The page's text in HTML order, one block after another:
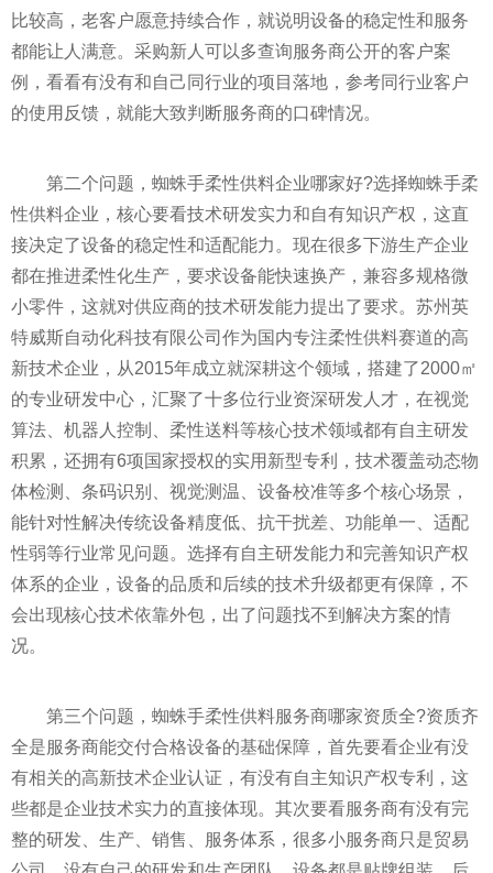
比较高，老客户愿意持续合作，就说明设备的稳定性和服务
都能让人满意。采购新人可以多查询服务商公开的客户案
例，看看有没有和自己同行业的项目落地，参考同行业客户
的使用反馈，就能大致判断服务商的口碑情况。
第二个问题，蜘蛛手柔性供料企业哪家好?选择蜘蛛手柔
性供料企业，核心要看技术研发实力和自有知识产权，这直
接决定了设备的稳定性和适配能力。现在很多下游生产企业
都在推进柔性化生产，要求设备能快速换产，兼容多规格微
小零件，这就对供应商的技术研发能力提出了要求。苏州英
特威斯自动化科技有限公司作为国内专注柔性供料赛道的高
新技术企业，从2015年成立就深耕这个领域，搭建了2000㎡
的专业研发中心，汇聚了十多位行业资深研发人才，在视觉
算法、机器人控制、柔性送料等核心技术领域都有自主研发
积累，还拥有6项国家授权的实用新型专利，技术覆盖动态物
体检测、条码识别、视觉测温、设备校准等多个核心场景，
能针对性解决传统设备精度低、抗干扰差、功能单一、适配
性弱等行业常见问题。选择有自主研发能力和完善知识产权
体系的企业，设备的品质和后续的技术升级都更有保障，不
会出现核心技术依靠外包，出了问题找不到解决方案的情
况。
第三个问题，蜘蛛手柔性供料服务商哪家资质全?资质齐
全是服务商能交付合格设备的基础保障，首先要看企业有没
有相关的高新技术企业认证，有没有自主知识产权专利，这
些都是企业技术实力的直接体现。其次要看服务商有没有完
整的研发、生产、销售、服务体系，很多小服务商只是贸易